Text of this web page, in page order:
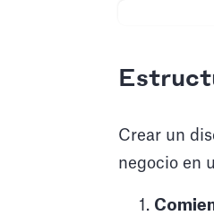
Crear un
negocio en